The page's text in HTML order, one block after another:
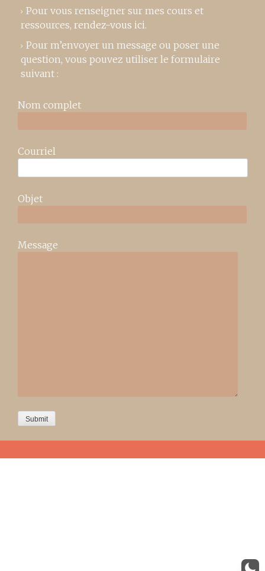
Pour vous renseigner sur mes cours et
ressources, rendez-vous ici.
Pour m’envoyer un message ou poser une
question, vous pouvez utiliser le formulaire
suivant :
Nom complet
Courriel
Objet
Message